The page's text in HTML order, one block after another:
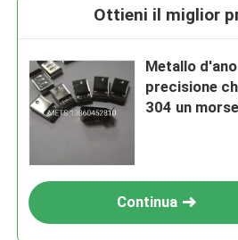
Ottieni il miglior
Metallo
precisione
304 un
Continua